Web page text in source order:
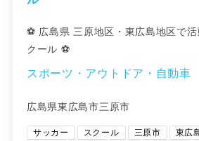
⚽ 広島県 三原地区・東広島地区で
クール ⚽
スポーツ・アウトドア・自動車
広島県東広島市三原市
サッカー スクール 三原市 東広